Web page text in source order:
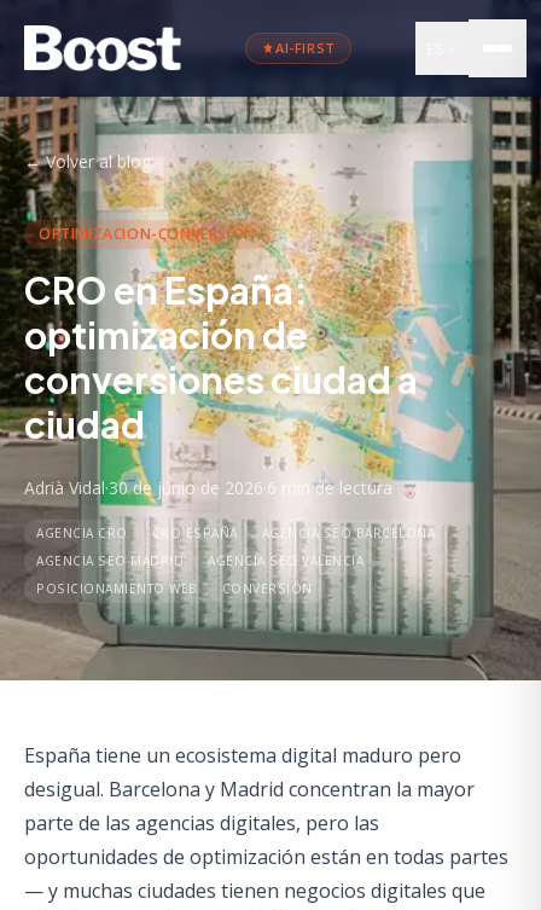
AI-FIRST
←Volver al blog
OPTIMIZACION-CONVERSION
CRO en España:
optimización de
conversiones ciudad a
ciudad
Adrià Vidal·30 de junio de 2026·6 min de lectura
AGENCIA CRO CRO ESPAÑA
AGENCIA SEO BARCELONA
AGENCIA SEO MADRID
AGENCIA SEO VALENCIA
POSICIONAMIENTO WEB
CONVERSIÓN
España tiene un ecosistema digital maduro pero
desigual. Barcelona y Madrid concentran la mayor
parte de las agencias digitales, pero las
oportunidades de optimización están en todas partes
— y muchas ciudades tienen negocios digitales que